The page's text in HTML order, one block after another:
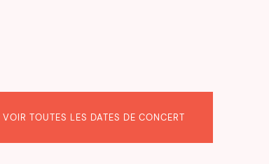
VOIR TOUTES LES DATES DE CONCERT